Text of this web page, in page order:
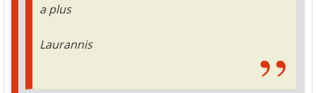
a plus
Laurannis